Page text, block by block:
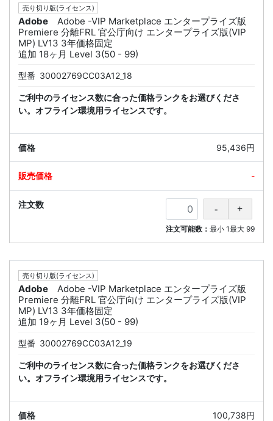
売り切り版(ライセンス)
Adobe
Adobe -VIP Marketplace エンタープライズ版
Premiere 分離FRL 官公庁向け エンタープライズ版(VIP
MP) LV13 3年価格固定
追加 18ヶ月 Level 3(50 - 99)
型番 30002769CC03A12_18
ご利中のライセンス数に合った価格ランクをお選びくださ
い。オフライン環境用ライセンスです。
95,436円
-
注文可能数： 最小 1最大 99
売り切り版(ライセンス)
Adobe
Adobe -VIP Marketplace エンタープライズ版
Premiere 分離FRL 官公庁向け エンタープライズ版(VIP
MP) LV13 3年価格固定
追加 19ヶ月 Level 3(50 - 99)
型番 30002769CC03A12_19
ご利中のライセンス数に合った価格ランクをお選びくださ
い。オフライン環境用ライセンスです。
100,738円